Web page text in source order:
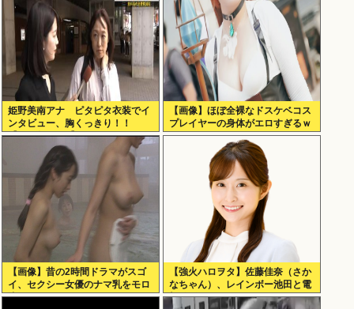
姫野美南アナ ピタピタ衣装でイ
ンタビュー、胸くっきり！！
【GIF動画あり】
【画像】ほぼ全裸なドスケベコス
プレイヤーの身体がエロすぎるｗ
ｗｗ
【画像】昔の2時間ドラマがスゴ
イ、セクシー女優のナマ乳をモロ
流し
【強火ハロヲタ】佐藤佳奈（さか
なちゃん）、レインボー池田と電
撃結婚！